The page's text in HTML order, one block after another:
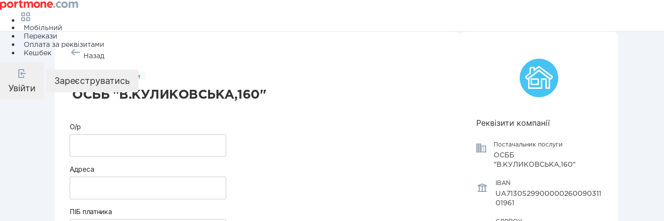
Мобільний
Перекази
Оплата за реквізитами
Кешбек
Увійти
Зареєструватись
Назад
Комунальні послуги
ОСББ "В.КУЛИКОВСЬКА,160"
О/р
Адреса
ПІБ платника
Реквізити компанії
Постачальник послуги
ОСББ
"В.КУЛИКОВСЬКА,160"
IBAN
UA7130529900000260090311
01961